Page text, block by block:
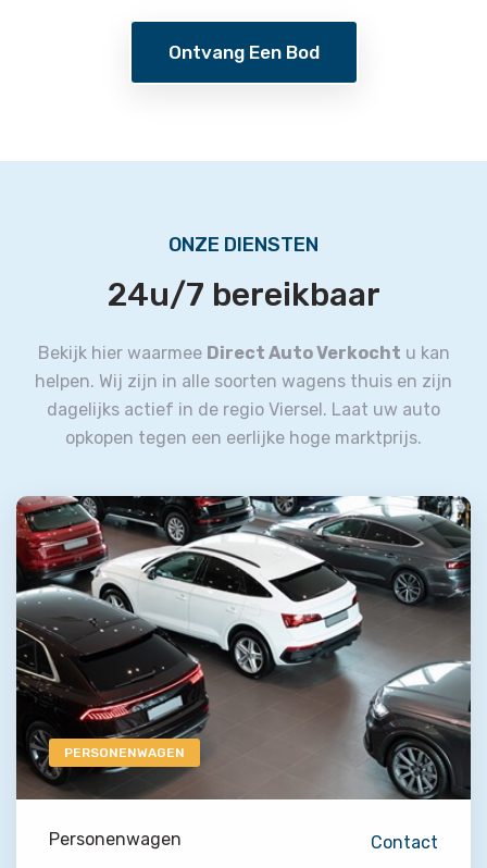
Ontvang Een Bod
ONZE DIENSTEN
24u/7 bereikbaar
Bekijk hier waarmee Direct Auto Verkocht u kan
helpen. Wij zijn in alle soorten wagens thuis en zijn
dagelijks actief in de regio Viersel. Laat uw auto
opkopen tegen een eerlijke hoge marktprijs.
PERSONENWAGEN
Personenwagen Contact